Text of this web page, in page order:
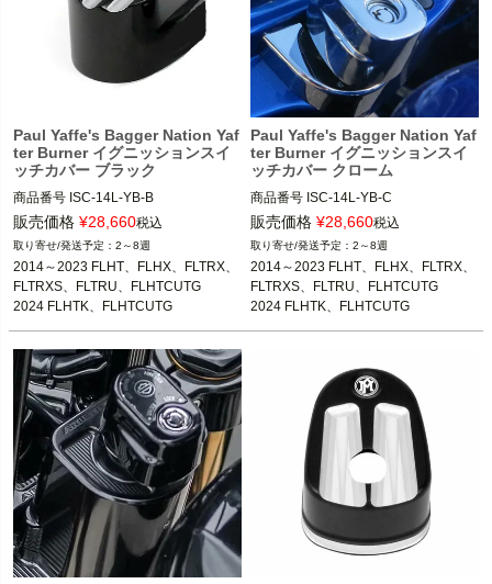
Paul Yaffe's Bagger Nation Yaf
ter Burner イグニッションスイ
ッチカバー ブラック
商品番号 ISC-14L-YB-B
2014～2023 FLHX、FLHXS、FLHTC
LTRX、FLTRXS、FLTRU、FLHTCUT
2024 FLHTK、FLHTCUTG
Paul Yaffe's Bagger Nation
(ポールヤフィー)
販売価格 ¥28,660税込
2～8週
2014～2023 FLHT、FLHX、FLTRX、
FLTRXS、FLTRU、FLHTCUTG
2024 FLHTK、FLHTCUTG
Paul Yaffe's Bagger Nation Yaf
ter Burner イグニッションスイ
ッチカバー クローム
商品番号 ISC-14L-YB-C
2014～2023 FLHX、FLHXS、FLHTC
LTRX、FLTRXS、FLTRU、FLHTCUT
2024 FLHTK、FLHTCUTG
(ポールヤフィー)
販売価格 ¥28,660税込
2～8週
2014～2023 FLHT、FLHX、FLTRX、
FLTRXS、FLTRU、FLHTCUTG
2024 FLHTK、FLHTCUTG